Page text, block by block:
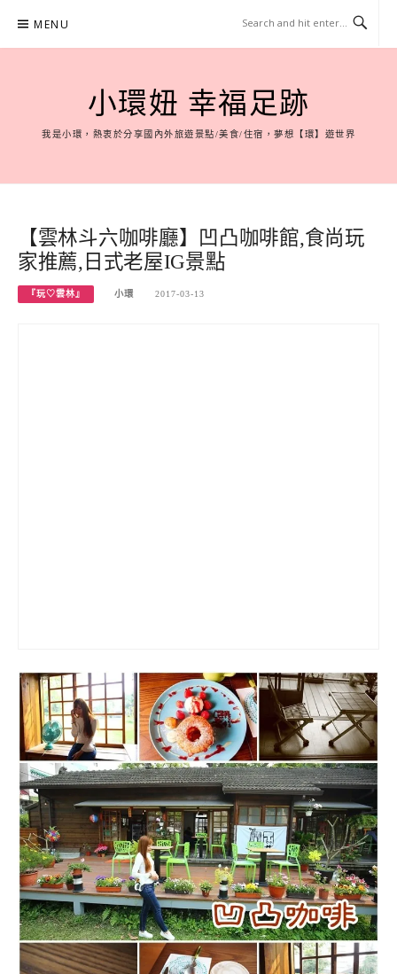
content
MENU
小環妞 幸福足跡
我是小環，熱衷於分享國內外旅遊景點/美食/住宿，夢想【環】遊世界
【雲林斗六咖啡廳】凹凸咖啡館,食尚玩
家推薦,日式老屋IG景點
『玩♡雲林』 小環 2017-03-13